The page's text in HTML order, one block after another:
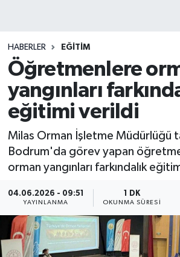
HABERLER EĞITIM
Öğretmenlere
yangınları
eğitimi verildi
Milas Orman İşletme Müdürlüğü
Bodrum'da görev yapan
orman yangınları farkındalık
04.06.2026 - 09:51
YAYINLANMA
1 DK
OKUNMA SÜRESI
Süper Lig Puan Durumu ve
Tüm Manşetler
Son Dakika Haberleri
Haber Arşivi